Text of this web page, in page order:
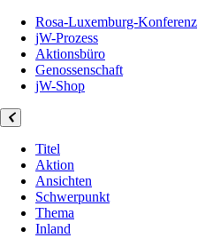
Rosa-Luxemburg-Konferenz
jW-Prozess
Aktionsbüro
Genossenschaft
jW-Shop
Titel
Aktion
Ansichten
Schwerpunkt
Thema
Inland